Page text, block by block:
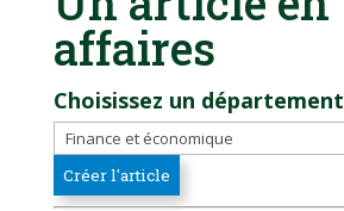
affaires
Choisissez un département